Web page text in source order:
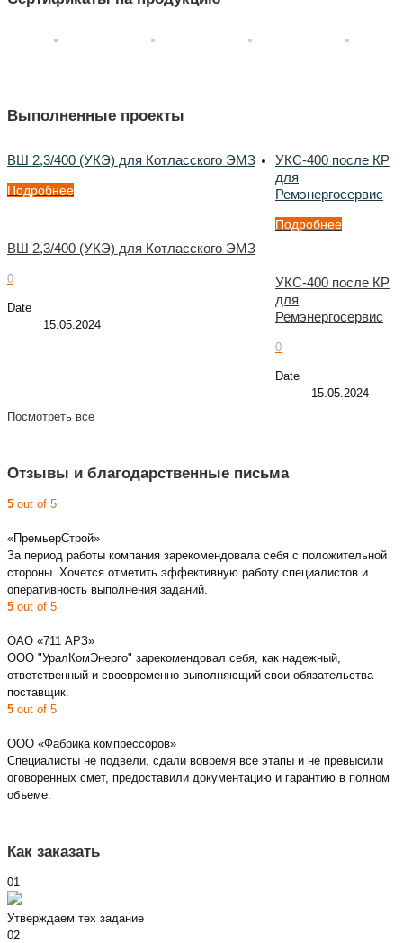
Выполненные проекты
ВШ 2,3/400 (УКЭ) для Котласского ЭМЗ
Подробнее
ВШ 2,3/400 (УКЭ) для Котласского ЭМЗ
0
Date
15.05.2024
УКС-400 после КР
для
Ремэнергосервис
Подробнее
УКС-400 после КР
для
Ремэнергосервис
0
Date
15.05.2024
Посмотреть все
Отзывы и благодарственные письма
5 out of 5
«ПремьерСтрой»
За период работы компания зарекомендовала себя с положительной
стороны. Хочется отметить эффективную работу специалистов и
оперативность выполнения заданий.
5 out of 5
ОАО «711 АРЗ»
ООО "УралКомЭнерго" зарекомендовал себя, как надежный,
ответственный и своевременно выполняющий свои обязательства
поставщик.
5 out of 5
ООО «Фабрика компрессоров»
Специалисты не подвели, сдали вовремя все этапы и не превысили
оговоренных смет, предоставили документацию и гарантию в полном
объеме.
Как заказать
01
Утверждаем тех задание
02